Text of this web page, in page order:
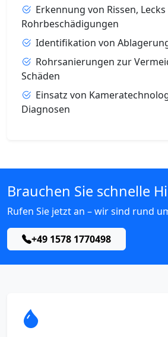
Erkennung von Rissen,
Rohrbeschädigungen
Identifikation von
Rohrsanierungen zur
Schäden
Einsatz von
Diagnosen
Brauchen Sie schnelle
Rufen Sie jetzt an – wir sind rund
+49 1578 1770498